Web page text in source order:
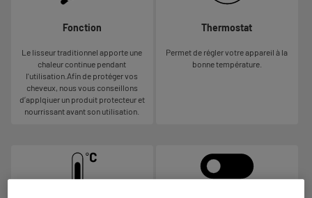
Fonction
Le lisseur traditionnel apporte une
chaleur continue pendant
l'utilisation.Afin de protéger vos
cheveux, nous vous conseillons
d’applqiuer un produit protecteur et
nourrissant avant son utilisation.
Thermostat
Permet de régler votre appareil à la
bonne température.